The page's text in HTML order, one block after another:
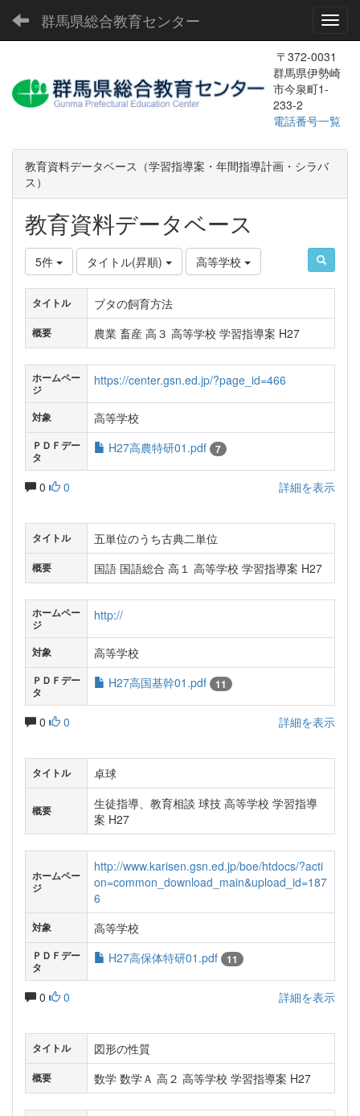
群馬県総合教育センター
〒372-0031
群馬県伊勢崎
市今泉町1-
233-2
電話番号一覧
教育資料データベース（学習指導案・年間指導計画・シラバ
ス）
教育資料データベース
5件 タイトル(昇順) 高等学校
タイトル ブタの飼育方法
概要 農業 畜産 高３ 高等学校 学習指導案 H27
ホームペー
ジ
https://center.gsn.ed.jp/?page_id=466
対象 高等学校
ＰＤＦデー
タ
H27高農特研01.pdf 7
0 0 詳細を表示
タイトル 五単位のうち古典二単位
概要 国語 国語総合 高１ 高等学校 学習指導案 H27
ホームペー
ジ
http://
対象 高等学校
ＰＤＦデー
タ
H27高国基幹01.pdf 11
0 0 詳細を表示
タイトル 卓球
概要
生徒指導、教育相談 球技 高等学校 学習指導
案 H27
ホームペー
ジ
http://www.karisen.gsn.ed.jp/boe/htdocs/?acti
on=common_download_main&upload_id=187
6
対象 高等学校
ＰＤＦデー
タ
H27高保体特研01.pdf 11
0 0 詳細を表示
タイトル 図形の性質
概要 数学 数学Ａ 高２ 高等学校 学習指導案 H27